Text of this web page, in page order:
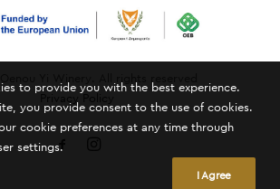
Privacy Policy
to provide you with the best experience.
you provide consent to the use of cookies.
cookie preferences at any time through
settings.
I Agree